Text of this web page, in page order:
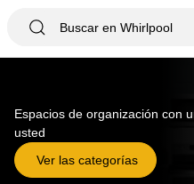
Espacios de organización con
usted
Ver las categorías